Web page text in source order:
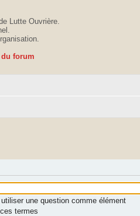
Lutte Ouvrière.
du forum
une question comme élément
termes